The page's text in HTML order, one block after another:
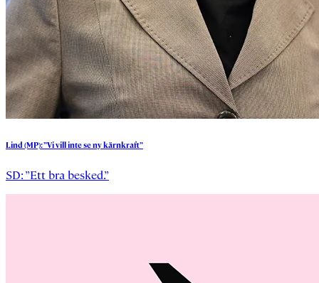
Lind(MP):”Vivillintesenykärnkraft”
SD: ”Ett bra besked.”